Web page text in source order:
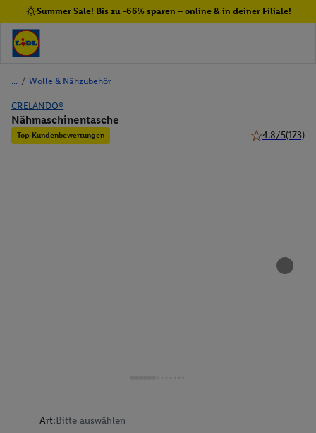
Summer Sale! Bis zu -66% sparen – online & in deiner Filiale!
/ Wolle & Nähzubehör
CRELANDO®
Nähmaschinentasche
Top Kundenbewertungen 4.8/5(173)
Art:Bitte auswählen